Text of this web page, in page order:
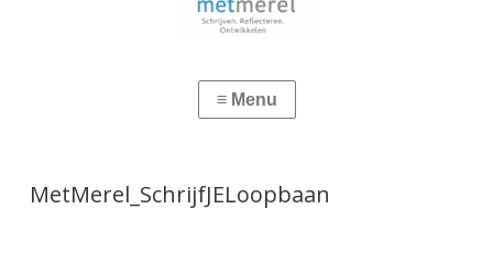
MetMerel_SchrijfJELoopbaan